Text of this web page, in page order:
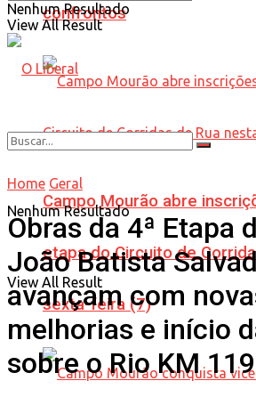
confrontos
Campo Mourão abre
etapa do Circuito de
sexta-feira (7)
Nenhum Resultado
View All Result
Nenhum Resultado
View All Result
Home Geral
Obras da 4ª Etapa
João Batista
avançam com
melhorias e início
sobre o Rio KM 119